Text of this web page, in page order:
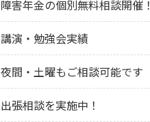
障害年金の個別無料相談開催！
講演・勉強会実績
夜間・土曜もご相談可能です
出張相談を実施中！